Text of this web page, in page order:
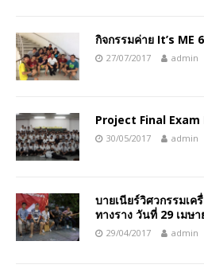
กิจกรรมค่าย It’s ME
27/07/2017 admin
Project Final Exam
30/05/2017 admin
บายเนียร์วิศวกรรมเ
ทางราง วันที่ 29 เมษ
29/04/2017 admin